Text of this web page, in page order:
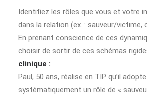
Identifiez les rôles que vous et votre
dans la relation (ex. : sauveur/victime,
En prenant conscience de ces
choisir de sortir de ces schémas
clinique :
Paul, 50 ans, réalise en TIP qu’il adopte
systématiquement un rôle de «